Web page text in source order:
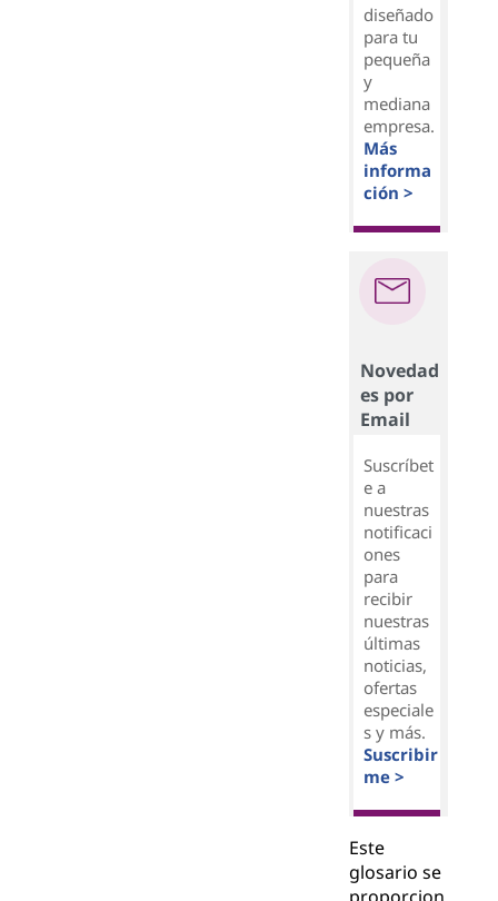
diseñado
para tu
pequeña
y
mediana
empresa.
Más
informa
ción >
Novedad
es por
Email
Suscríbet
e a
nuestras
notificaci
ones
para
recibir
nuestras
últimas
noticias,
ofertas
especiale
s y más.
Suscribir
me >
Este
glosario se